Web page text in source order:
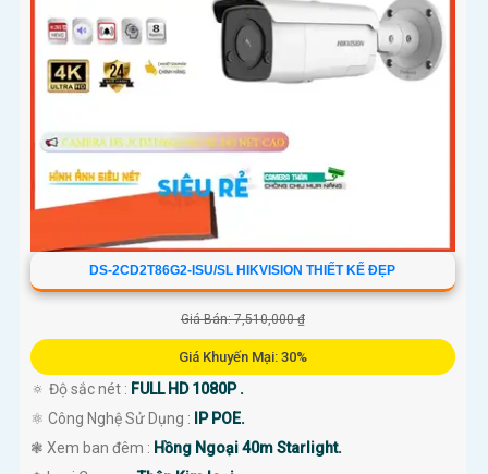
DS-2CD2T86G2-ISU/SL HIKVISION THIẾT KẾ ĐẸP
Giá Bán: 7,510,000 ₫
Giá Khuyến Mại: 30%
🔅 Độ sắc nét : FULL HD 1080P .
⚛️ Công Nghệ Sử Dụng :
IP POE.
❃ Xem ban đêm : Hồng Ngoại 40m Starlight.